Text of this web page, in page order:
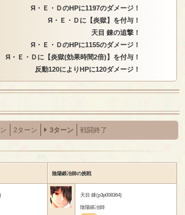
Я・Ｅ・ＤのHPに1197のダメージ！
Я・Ｅ・Ｄに【炎獄】を付与！
天目 錬の追撃！
Я・Ｅ・ＤのHPに1155のダメージ！
Я・Ｅ・Ｄに【炎獄(効果時間2倍)】を付与！
反動120によりHPに120ダメージ！
2ターン 3ターン 戦闘終了
陰陽鍛冶師の挑戦
天目 錬(p3p008364)
陰陽鍛冶師